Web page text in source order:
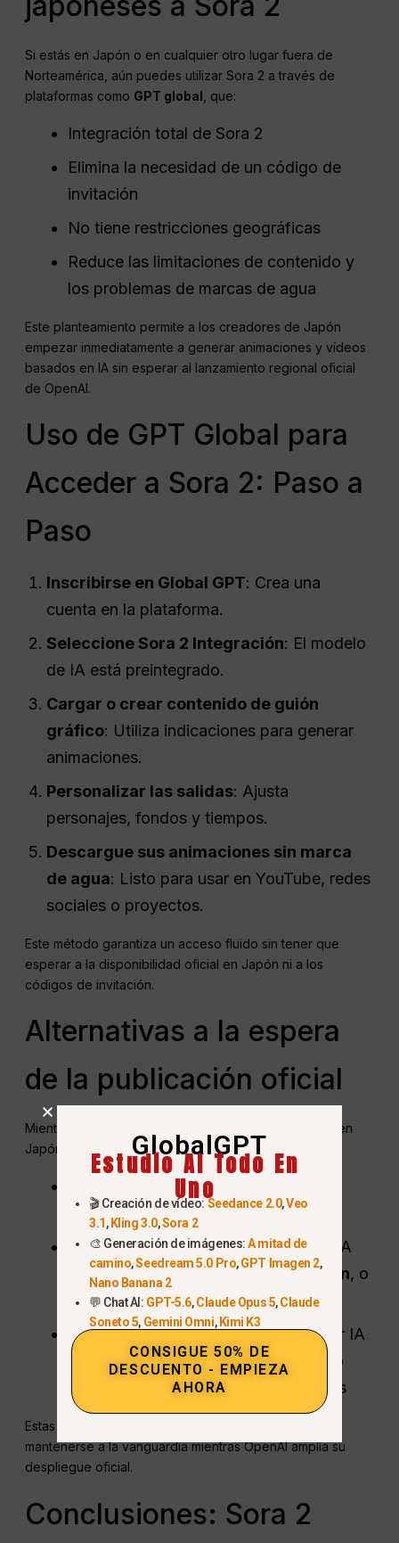
Si estás en Japón o en cualquier otro lugar fuera de
Norteamérica, aún puedes utilizar Sora 2 a través de
plataformas como GPT global , que:
Integración total de Sora 2
Elimina la necesidad de un código de
invitación
No tiene restricciones geográficas
Reduce las limitaciones de contenido y
los problemas de marcas de agua
Este planteamiento permite a los creadores de Japón
empezar inmediatamente a generar animaciones y vídeos
basados en IA sin esperar al lanzamiento regional oficial
de OpenAI.
Uso de GPT Global para
Acceder a Sora 2: Paso a
Paso
Inscribirse en Global GPT: Crea una
cuenta en la plataforma.
Seleccione Sora 2 Integración: El modelo
de IA está preintegrado.
Cargar o crear contenido de guión
gráfico: Utiliza indicaciones para generar
animaciones.
Personalizar las salidas: Ajusta
personajes, fondos y tiempos.
Descargue sus animaciones sin marca
de agua: Listo para usar en YouTube, redes
sociales o proyectos.
Este método garantiza un acceso fluido sin tener que
esperar a la disponibilidad oficial en Japón ni a los
códigos de invitación.
Alternativas a la espera
de la publicación oficial
Mientras esperas a que Sora 2 se lance oficialmente en
Japón, tenlo en cuenta:
(acceso totalmente
integrado a Sora 2)
Otras plataformas de animación por IA
comoPista de aterrizaje , DeepBrain, o
Kaiber
Combinar storyboards generados por IA
con herramientas de edición de vídeo
para obtener resultados profesionales
Estas opciones permiten a los creadores japoneses
mantenerse a la vanguardia mientras OpenAI amplía su
despliegue oficial.
Conclusiones: Sora 2
GlobalGPT
Estudio AI Todo En
Uno
🎬 Creación de vídeo: Seedance 2.0,Veo
3.1, Kling 3.0,Sora 2
🎨 Generación de imágenes:A mitad de
camino,Seedream 5.0 Pro,GPT Imagen 2,
Nano Banana 2
💬 Chat AI: GPT-5.6,Claude Opus 5,Claude
Soneto 5, Gemini Omni, Kimi K3
CONSIGUE 50% DE
DESCUENTO - EMPIEZA
AHORA